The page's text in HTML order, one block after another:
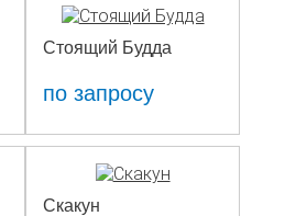
Стоящий Будда
по запросу
Скакун